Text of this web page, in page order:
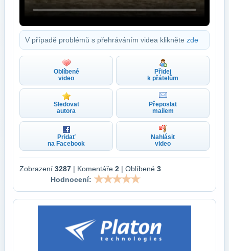
V případě problémů s přehráváním videa klikněte zde
Oblíbené
video
Přidej
k přátelům
Sledovat
autora
Přeposlat
mailem
Pridať
na Facebook
Nahlásit
video
Zobrazení 3287 | Komentáře 2 | Oblíbené 3
Hodnocení: